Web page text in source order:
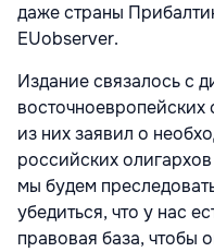
даже страны
EUobserver.
Издание связалось с
из них заявил о
российских
мы будем
убедиться, что у нас
правовая база, чтобы